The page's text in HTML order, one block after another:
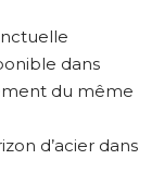
dans
du même
d’acier dans